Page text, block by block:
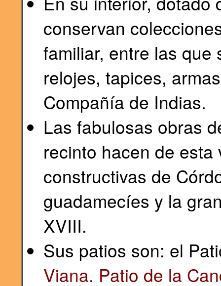
conservan
familiar, entre las
relojes, tapices,
Compañía de Indias.
Las fabulosas obras
recinto hacen de
constructivas de
guadamecíes y la
XVIII.
Sus patios son: el
Viana. Patio de la